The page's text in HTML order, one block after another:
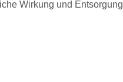
Wirkung und Entsorgung